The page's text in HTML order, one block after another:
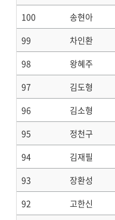
100
송현아
99
차인환
98
왕혜주
97
김도형
96
김소형
95
정천구
94
김재필
93
장환성
92
고한신